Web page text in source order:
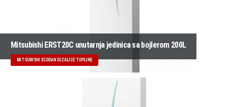
Mitsubishi ERST20C unutarnja jedinica sa bojlerom 200L
MITSUBISHI ECODAN DIZALICE TOPLINE